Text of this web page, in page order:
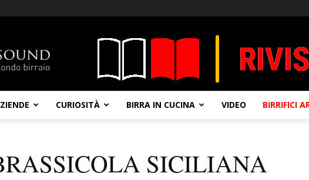
CURIOSITÀ BIRRA IN CUCINA VIDEO BIRRIFICI
SICILIANA